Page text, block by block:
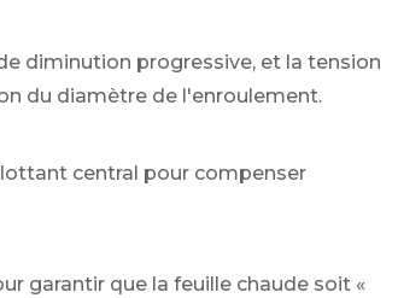
diminution progressive, et la tension
du diamètre de l'enroulement.
central pour compenser
garantir que la feuille chaude soit «